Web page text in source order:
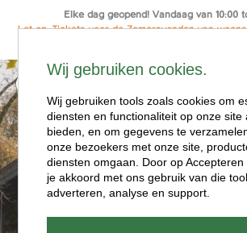
Elke dag geopend! Vandaag van 10:00
Let op: Tickets voor de Zomeravonden van
Ga
naar
de
inhoud
Wij gebruiken cookies.
Wij gebruiken tools zoals cookies om
diensten en functionaliteit op onze site
bieden, en om gegevens te
onze bezoekers met onze site,
diensten omgaan. Door op Accepteren
je akkoord met ons gebruik van die
adverteren, analyse en support.